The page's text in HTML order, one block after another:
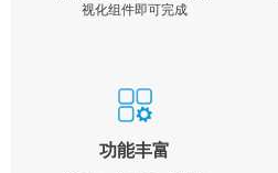
视化组件即可完成
功能丰富